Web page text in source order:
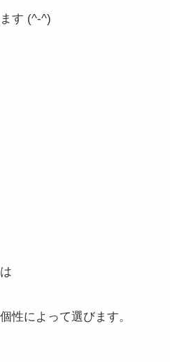
す (^-^)
性によって選びます。